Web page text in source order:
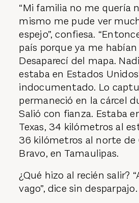
“Mi familia no me quería
mismo me pude ver
espejo”, confiesa.
país porque ya me
Desaparecí del mapa.
estaba en Estados
indocumentado. Lo
permaneció en la cárcel
Salió con fianza. Estaba
Texas, 34 kilómetros al
36 kilómetros al norte de
Bravo, en Tamaulipas.
¿Qué hizo al recién salir?
vago”, dice sin desparpajo.